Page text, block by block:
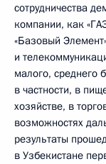
сотрудничества
компании, как
«Базовый
и
малого, среднего
в частности, в
хозяйстве, в
возможностях
результаты
в Узбекистане